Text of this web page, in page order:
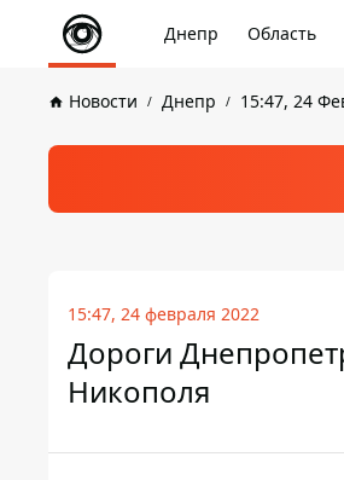
Днепр Область
Новости Днепр 15:47, 24
15:47, 24 февраля 2022
Дороги
Никополя